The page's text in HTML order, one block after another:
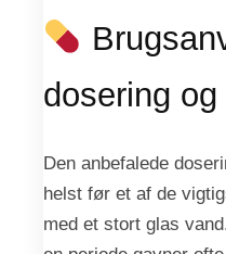
dosering
Den anbefalede
helst før et af de
med et stort glas